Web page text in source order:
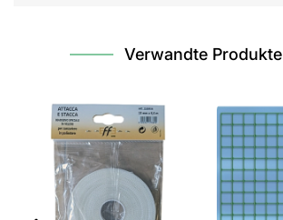
Verwandte Produkte